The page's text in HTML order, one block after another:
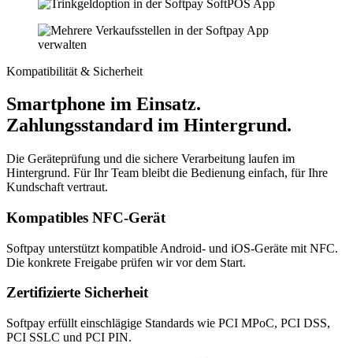
Kompatibilität & Sicherheit
Smartphone im Einsatz.
Zahlungsstandard im Hintergrund.
Die Geräteprüfung und die sichere Verarbeitung laufen im
Hintergrund. Für Ihr Team bleibt die Bedienung einfach, für Ihre
Kundschaft vertraut.
Kompatibles NFC-Gerät
Softpay unterstützt kompatible Android- und iOS-Geräte mit NFC.
Die konkrete Freigabe prüfen wir vor dem Start.
Zertifizierte Sicherheit
Softpay erfüllt einschlägige Standards wie PCI MPoC, PCI DSS,
PCI SSLC und PCI PIN.